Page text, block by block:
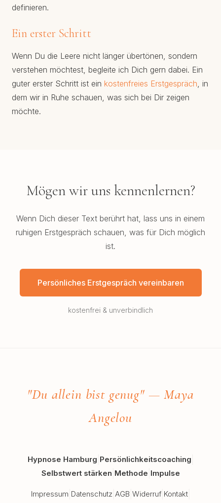
definieren.
Ein erster Schritt
Wenn Du die Leere nicht länger übertönen, sondern
verstehen möchtest, begleite ich Dich gern dabei. Ein
guter erster Schritt ist ein kostenfreies Erstgespräch, in
dem wir in Ruhe schauen, was sich bei Dir zeigen
möchte.
Mögen wir uns kennenlernen?
Wenn Dich dieser Text berührt hat, lass uns in einem
ruhigen Erstgespräch schauen, was für Dich möglich
ist.
Persönliches Erstgespräch vereinbaren
kostenfrei & unverbindlich
"Du allein bist genug"— Maya
Angelou
Hypnose Hamburg Persönlichkeitscoaching
Selbstwert stärken Methode Impulse
Impressum Datenschutz| AGB Widerruf| Kontakt|